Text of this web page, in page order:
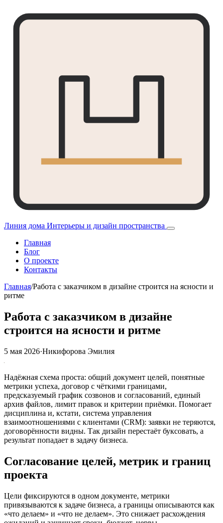
Линия дома Интерьеры и дизайн пространства
Главная
Блог
О проекте
Контакты
Главная/Работа с заказчиком в дизайне строится на ясности и
ритме
Работа с заказчиком в дизайне
строится на ясности и ритме
5 мая 2026·Никифорова Эмилия
Надёжная схема проста: общий документ целей, понятные
метрики успеха, договор с чёткими границами,
предсказуемый график созвонов и согласований, единый
архив файлов, лимит правок и критерии приёмки. Помогает
дисциплина и, кстати, система управления
взаимоотношениями с клиентами (CRM): заявки не теряются,
договорённости видны. Так дизайн перестаёт буксовать, а
результат попадает в задачу бизнеса.
Согласование целей, метрик и границ
проекта
Цели фиксируются в одном документе, метрики
привязываются к задаче бизнеса, а границы описываются как
«что делаем» и «что не делаем». Это снижает расхождения